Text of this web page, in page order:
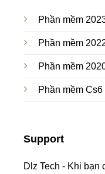
Phần mềm
Phần mềm
Phần mềm
Phần mềm Cs6
Support
Dlz Tech - Khi bạn